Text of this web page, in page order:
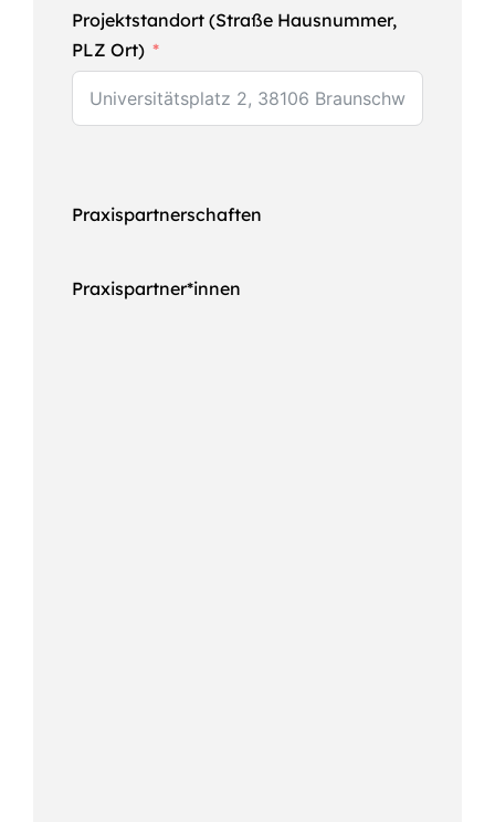
Projektstandort (Straße Hausnummer,
PLZ Ort)
Praxispartnerschaften
Praxispartner*innen